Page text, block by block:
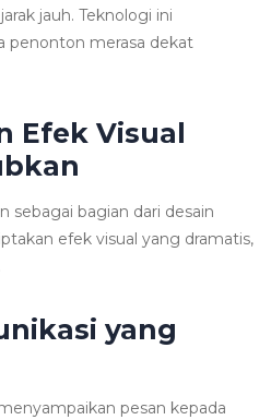
jauh. Teknologi ini
penonton merasa dekat
Efek Visual
sebagai bagian dari desain
efek visual yang dramatis,
yang
pesan kepada